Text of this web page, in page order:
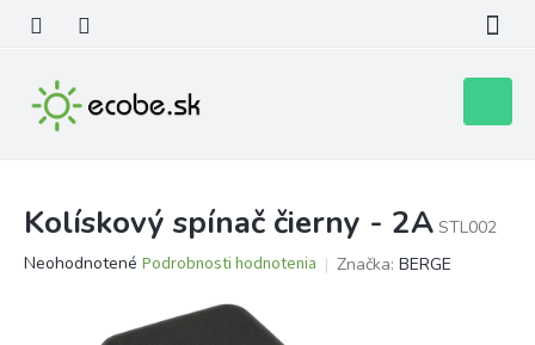
obsah
košík
Kolískový spínač čierny - 2A STL002
Priemerné
Neohodnotené Podrobnosti hodnotenia Značka: BERGE